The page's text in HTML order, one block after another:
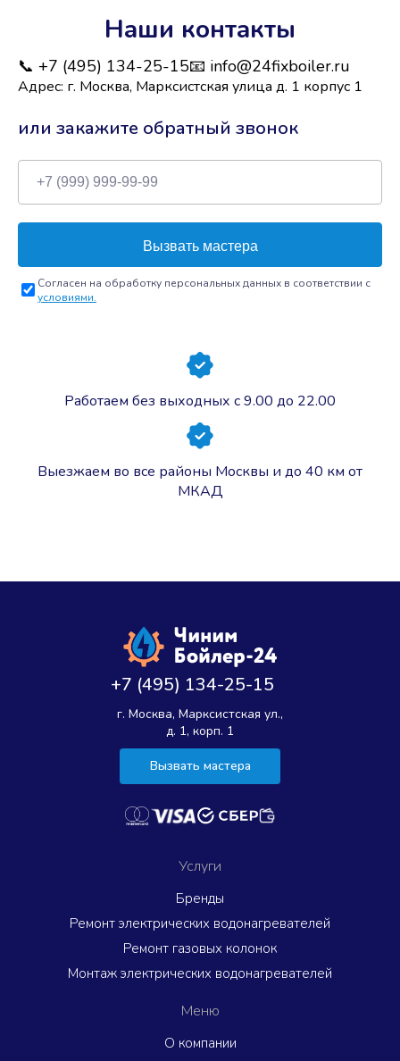
Наши контакты
📞 +7 (495) 134-25-15📧 info@24fixboiler.ru
Адрес: г. Москва, Марксистская улица д. 1 корпус 1
или закажите обратный звонок
Согласен на обработку персональных данных в соответствии с
условиями.
Работаем без выходных с 9.00 до 22.00
Выезжаем во все районы Москвы и до 40 км от
МКАД
Вызвать мастера
+7 (495) 134-25-15
г. Москва, Марксистская ул.,
д. 1, корп. 1
Меню
О компании
Услуги
Бренды
Ремонт электрических водонагревателей
Ремонт газовых колонок
Монтаж электрических водонагревателей